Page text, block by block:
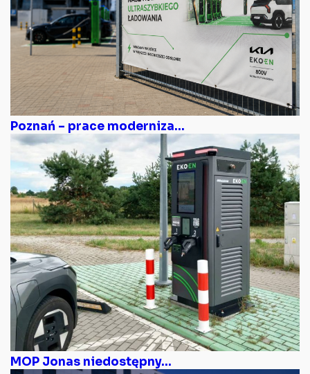
Poznań – prace moderniza...
MOP Jonas niedostępny...